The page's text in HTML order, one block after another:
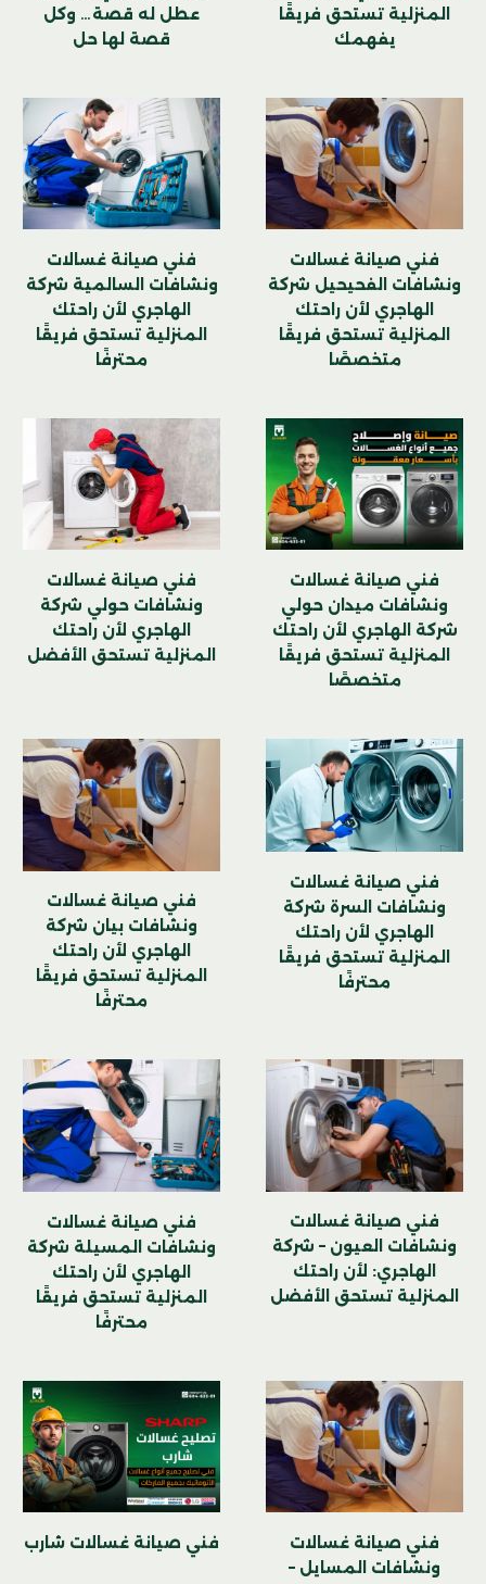
المنزلية تستحق فريقًا
يفهمك
عطل له قصة… وكل
قصة لها حل
فني صيانة غسالات
ونشافات الفحيحيل شركة
الهاجري لأن راحتك
المنزلية تستحق فريقًا
متخصصًا
فني صيانة غسالات
ونشافات السالمية شركة
الهاجري لأن راحتك
المنزلية تستحق فريقًا
محترفًا
فني صيانة غسالات
ونشافات ميدان حولي
شركة الهاجري لأن راحتك
المنزلية تستحق فريقًا
متخصصًا
فني صيانة غسالات
ونشافات حولي شركة
الهاجري لأن راحتك
المنزلية تستحق الأفضل
فني صيانة غسالات
ونشافات السرة شركة
الهاجري لأن راحتك
المنزلية تستحق فريقًا
محترفًا
فني صيانة غسالات
ونشافات بيان شركة
الهاجري لأن راحتك
المنزلية تستحق فريقًا
محترفًا
فني صيانة غسالات
ونشافات العيون – شركة
الهاجري: لأن راحتك
المنزلية تستحق الأفضل
فني صيانة غسالات
ونشافات المسيلة شركة
الهاجري لأن راحتك
المنزلية تستحق فريقًا
محترفًا
فني صيانة غسالات
ونشافات المسايل –
فني صيانة غسالات شارب